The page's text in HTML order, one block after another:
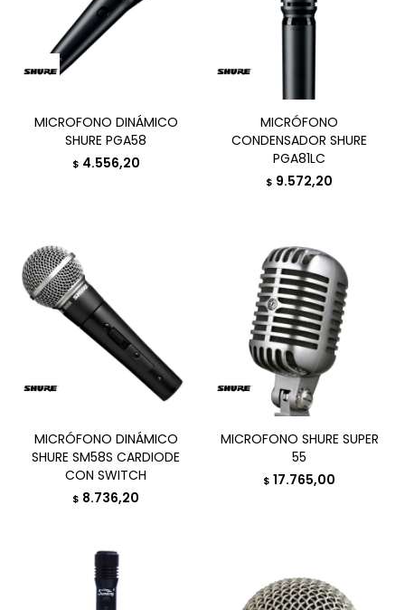
MICROFONO DINÁMICO
SHURE PGA58
$ 4.556,20
MICRÓFONO
CONDENSADOR SHURE
PGA81LC
$ 9.572,20
MICRÓFONO DINÁMICO
SHURE SM58S CARDIODE
CON SWITCH
$ 8.736,20
MICROFONO SHURE SUPER
55
$ 17.765,00